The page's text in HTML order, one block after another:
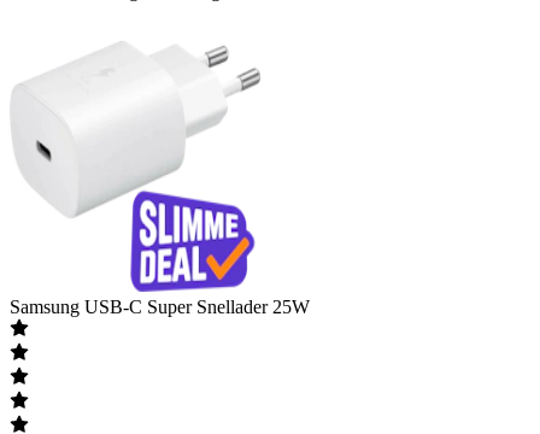
Samsung USB-C Super Snellader 25W